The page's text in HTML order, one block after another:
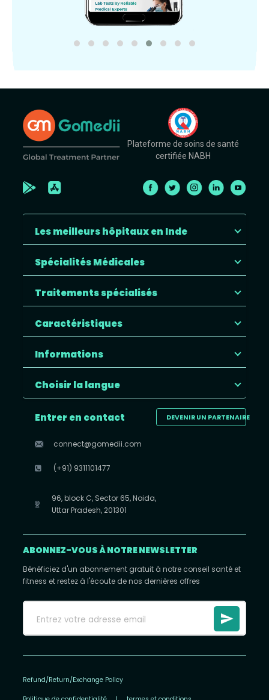
Plateforme de soins de santé
certifiée NABH
Les meilleurs hôpitaux en Inde
Spécialités Médicales
Traitements spécialisés
Caractéristiques
Informations
Choisir la langue
DEVENIR UN PARTENAIRE
Entrer en contact
connect@gomedii.com
(+91) 9311101477
96, block C, Sector 65, Noida,
Uttar Pradesh, 201301
ABONNEZ-VOUS À NOTRE NEWSLETTER
Bénéficiez d'un abonnement gratuit à notre conseil santé et
fitness et restez à l'écoute de nos dernières offres
Refund/Return/Exchange Policy